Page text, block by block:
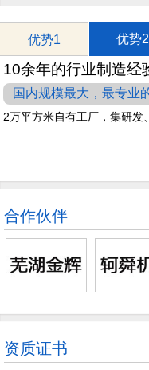
优势1 优势2
10余年的行业制造经
国内规模最大，最专业
2万平方米自有工厂，集研发
合作伙伴
资质证书